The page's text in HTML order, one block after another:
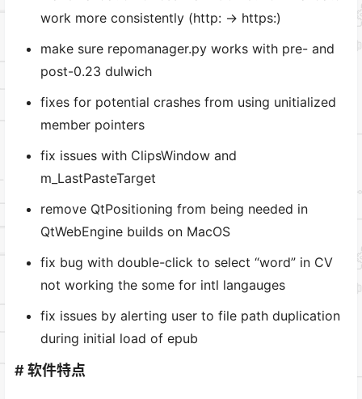
work more consistently (http: -> https:)
make sure repomanager.py works with pre- and
post-0.23 dulwich
fixes for potential crashes from using unitialized
member pointers
fix issues with ClipsWindow and
m_LastPasteTarget
remove QtPositioning from being needed in
QtWebEngine builds on MacOS
fix bug with double-click to select “word” in CV
not working the some for intl langauges
fix issues by alerting user to file path duplication
during initial load of epub
# 软件特点